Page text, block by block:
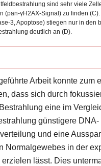
sind sehr viele
(pan-γH2AX-Signal) zu finden
3, Apoptose) stiegen nur in den
deutlich an (D).
Arbeit konnte zum
dass sich durch
eine im
günstigere DNA-
und eine
Normalgewebes in der
erzielen lässt. Dies